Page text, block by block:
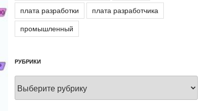
плата разработки
плата разработчика
промышленный
РУБРИКИ
Рубрики